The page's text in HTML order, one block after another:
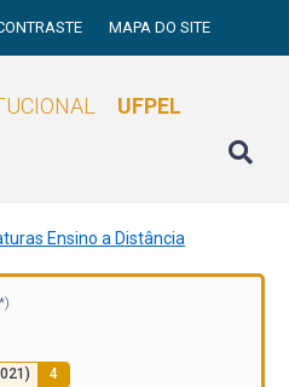
MAPA DO SITE
UFPEL
Ensino a Distância
4